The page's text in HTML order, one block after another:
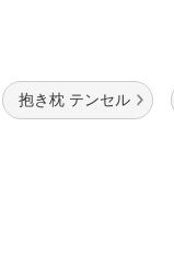
抱き枕 テンセル